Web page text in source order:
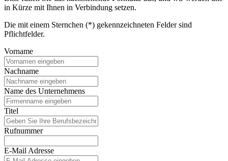
in Kürze mit Ihnen in Verbindung setzen.
Die mit einem Sternchen (*) gekennzeichneten Felder sind
Pflichtfelder.
Vorname
Nachname
Name des Unternehmens
Titel
Rufnummer
E-Mail Adresse